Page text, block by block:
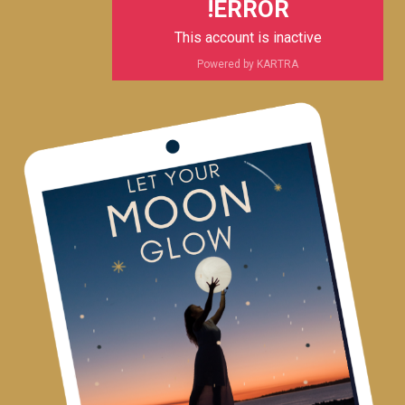
ERROR!
This account is inactive
Powered by KARTRA